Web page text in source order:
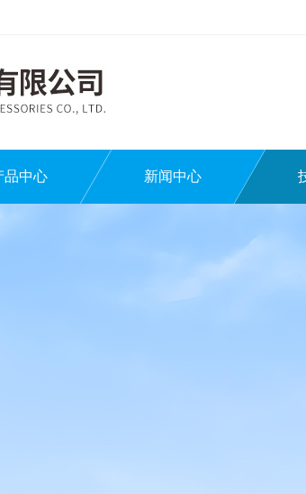
品中心 新闻中心